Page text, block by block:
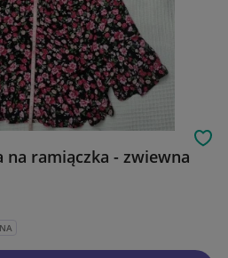
na ramiączka - zwiewna